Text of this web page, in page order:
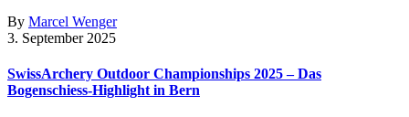
By Marcel Wenger
3. September 2025
SwissArchery Outdoor Championships 2025 – Das
Bogenschiess-Highlight in Bern